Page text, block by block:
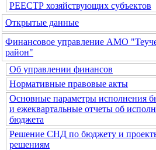
РЕЕСТР хозяйствующих субъектов
Открытые данные
Финансовое управление АМО
район"
Об управлении финансов
Нормативные правовые акты
Основные параметры исполнения
и ежеквартальные отчеты об
бюджета
Решение СНД по бюджету и
решениям